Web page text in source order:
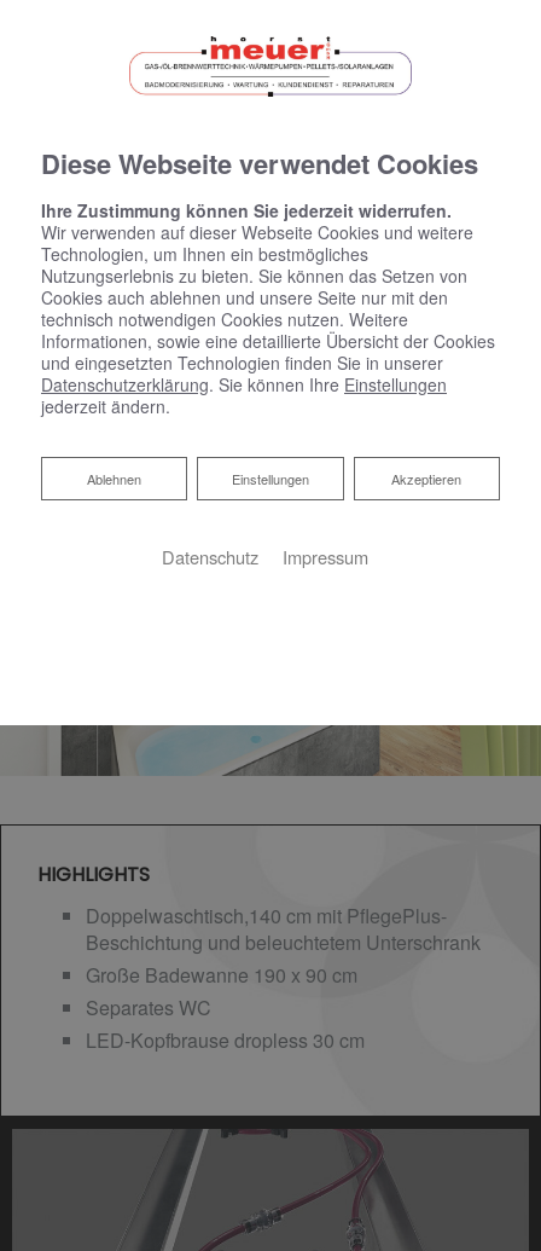
Startseite»Bad»Badinspiration & Musterbäder» Komfort-Bad 15,9
HIGHLIGHTS
Doppelwaschtisch,140 cm mit PflegePlus-
Beschichtung und beleuchtetem Unterschrank
Große Badewanne 190 x 90 cm
Separates WC
LED-Kopfbrause dropless 30 cm
Diese Webseite verwendet Cookies
Ihre Zustimmung können Sie jederzeit widerrufen.
Wir verwenden auf dieser Webseite Cookies und weitere
Technologien, um Ihnen ein bestmögliches
Nutzungserlebnis zu bieten. Sie können das Setzen von
Cookies auch ablehnen und unsere Seite nur mit den
technisch notwendigen Cookies nutzen. Weitere
Informationen, sowie eine detaillierte Übersicht der Cookies
und eingesetzten Technologien finden Sie in unserer
Datenschutzerklärung. Sie können Ihre Einstellungen
jederzeit ändern.
Akzeptieren
Einstellungen
Ablehnen
Ablehnen
Datenschutz Impressum